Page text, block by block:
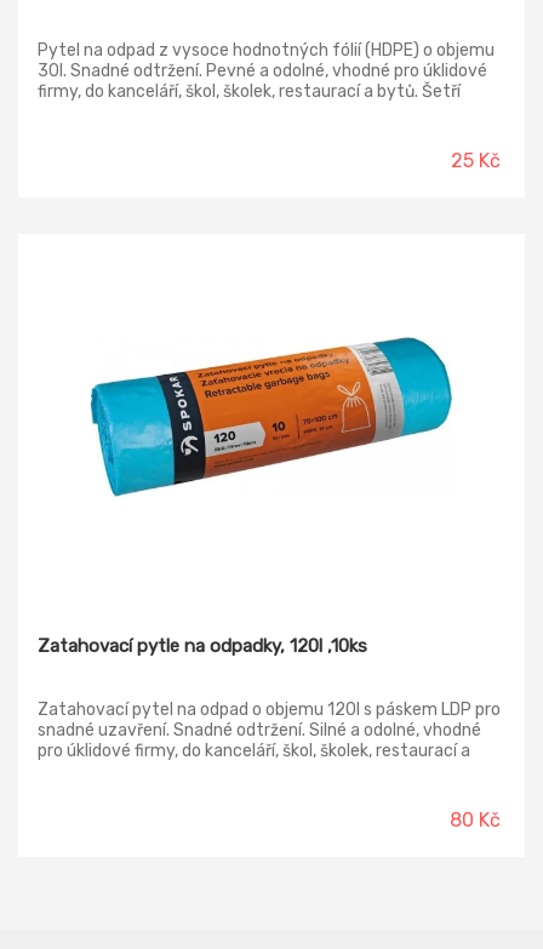
Pytel na odpad z vysoce hodnotných fólií (HDPE) o objemu
30l. Snadné odtržení. Pevné a odolné, vhodné pro úklidové
firmy, do kanceláří, škol, školek, restaurací a bytů. Šetří
25 Kč
Zatahovací pytle na odpadky, 120l ,10ks
Zatahovací pytel na odpad o objemu 120l s páskem LDP pro
snadné uzavření. Snadné odtržení. Silné a odolné, vhodné
pro úklidové firmy, do kanceláří, škol, školek, restaurací a
80 Kč